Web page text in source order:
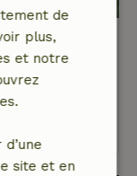
de
plus,
et notre
site et en